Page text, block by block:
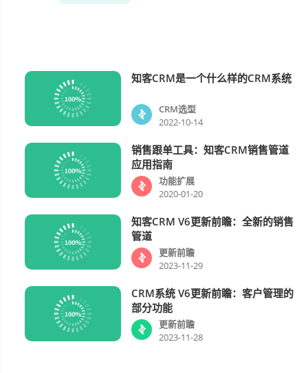
知客CRM是一个什么样的CRM系统
CRM选型
2022-10-14
销售跟单工具：知客CRM销售管道
应用指南
功能扩展
2020-01-20
知客CRM V6更新前瞻：全新的销售
管道
更新前瞻
2023-11-29
CRM系统 V6更新前瞻：客户管理的
部分功能
更新前瞻
2023-11-28